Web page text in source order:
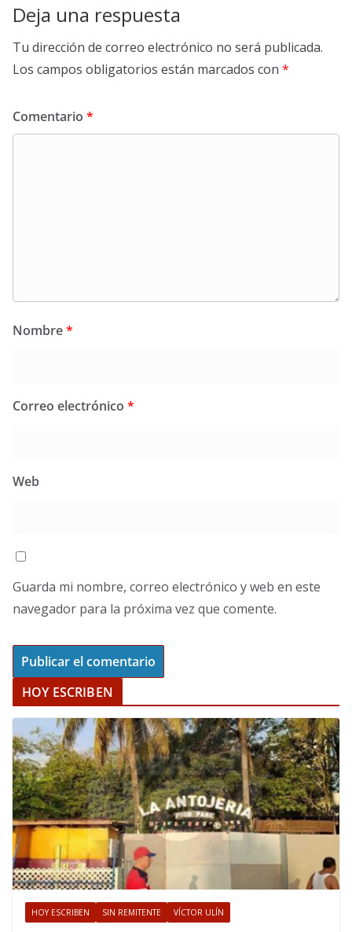
Deja una respuesta
Tu dirección de correo electrónico no será publicada.
Los campos obligatorios están marcados con *
Comentario *
Nombre*
Correo electrónico *
Web
Guarda mi nombre, correo electrónico y web en este
navegador para la próxima vez que comente.
HOY ESCRIBEN
HOY ESCRIBEN SIN REMITENTE VÍCTOR ULÍN